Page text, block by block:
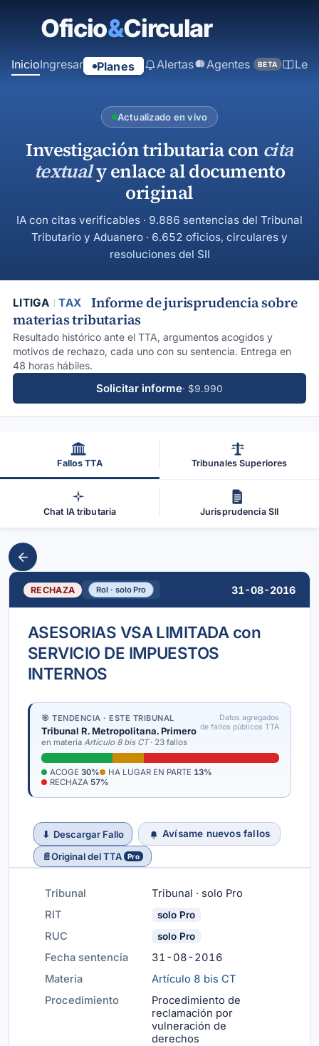
principal
InicioIngresar Planes Alertas Agentes BETA
Actualizado en vivo
Investigación tributaria con cita
textualy enlace al documento
original
IA con citas verificables · 9.886 sentencias del Tribunal
Tributario y Aduanero · 6.652 oficios, circulares y
resoluciones del SII
LITIGA TAX
Informe de jurisprudencia sobre
materias tributarias
Resultado histórico ante el TTA, argumentos acogidos y
motivos de rechazo, cada uno con su sentencia. Entrega en
48 horas hábiles.
Solicitar informe· $9.990
Fallos TTA Tribunales Superiores
Chat IA tributaria Jurisprudencia SII
RECHAZA Rol · solo Pro 31-08-2016
ASESORIAS VSA LIMITADA con
SERVICIO DE IMPUESTOS
INTERNOS
🎯 TENDENCIA · ESTE TRIBUNAL
Tribunal R. Metropolitana. Primero
en materia Artículo 8 bis CT· 23 fallos
Datos agregados
de fallos públicos TTA
ACOGE 30% HA LUGAR EN PARTE 13%
RECHAZA 57%
⬇ Descargar Fallo
Avísame nuevos fallos
📄Original del TTA Pro
Tribunal
Tribunal · solo Pro
RIT
solo Pro
RUC solo Pro
Fecha sentencia
31-08-2016
Materia
Artículo 8 bis CT
Procedimiento
Procedimiento de
reclamación por
vulneración de
derechos